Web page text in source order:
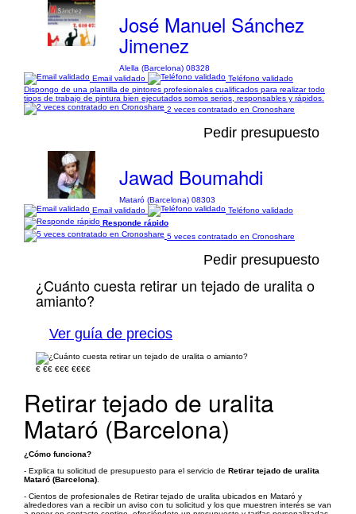
José Manuel Sánchez
Jimenez
Alella (Barcelona) 08328
Email validado
Teléfono validado
Dispongo de una plantilla de pintores profesionales cualificados para realizar todo
tipos de trabajo de pintura bien ejecutados somos serios, responsables y rápidos.
2 veces contratado en Cronoshare
Pedir presupuesto
Jawad Boumahdi
Mataró (Barcelona) 08303
Email validado
Teléfono validado
Responde rápido
5 veces contratado en Cronoshare
Pedir presupuesto
¿Cuánto cuesta retirar un tejado de uralita o
amianto?
Ver guía de precios
€ €€ €€€ €€€€
Retirar tejado de uralita
Mataró (Barcelona)
¿Cómo funciona?
- Explica tu solicitud de presupuesto para el servicio de Retirar tejado de uralita
Mataró (Barcelona)
- Cientos de profesionales de Retirar tejado de uralita ubicados en Mataró y
alrededores van a recibir un aviso con tu solicitud y los que muestren interés se van